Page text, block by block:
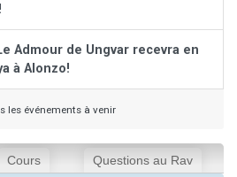
Admour de Ungvar recevra en
à Alonzo!
les événements à venir
Cours Questions au Rav